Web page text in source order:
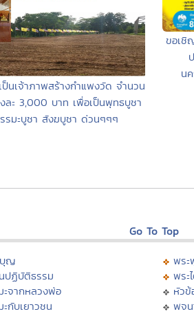
นเจ้าภาพสร้างกำแพงวัด จำนวน
ละ 3,000 บาท เพื่อเป็นพุทธบูชา
รมะบูชา สังฆบูชา ด่วนๆๆๆ
ขอเชิ
น
Go To Top
ญ
ปฏิบัติธรรม
ะจากหลวงพ่อ
ะกับเยาวชน
พระ
พระ
หัวข้
พจ